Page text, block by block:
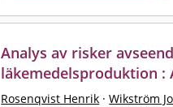
Analys av risker
läkemedelsproduktion :
Rosenqvist Henrik · Wikström